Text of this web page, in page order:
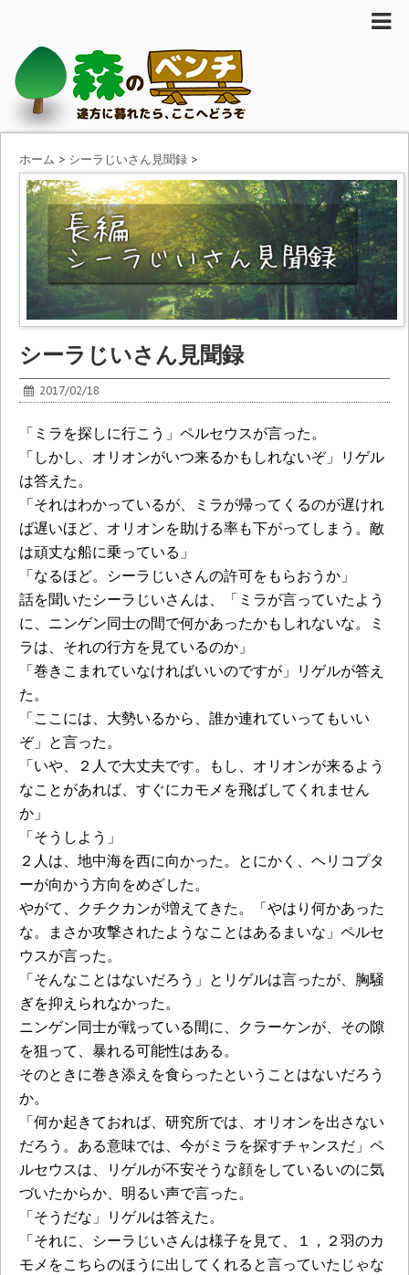
ホーム > シーラじいさん見聞録 >
シーラじいさん見聞録
2017/02/18
「ミラを探しに行こう」ペルセウスが言った。
「しかし、オリオンがいつ来るかもしれないぞ」リゲル
は答えた。
「それはわかっているが、ミラが帰ってくるのが遅けれ
ば遅いほど、オリオンを助ける率も下がってしまう。敵
は頑丈な船に乗っている」
「なるほど。シーラじいさんの許可をもらおうか」
話を聞いたシーラじいさんは、「ミラが言っていたよう
に、ニンゲン同士の間で何かあったかもしれないな。ミ
ラは、それの行方を見ているのか」
「巻きこまれていなければいいのですが」リゲルが答え
た。
「ここには、大勢いるから、誰か連れていってもいい
ぞ」と言った。
「いや、２人で大丈夫です。もし、オリオンが来るよう
なことがあれば、すぐにカモメを飛ばしてくれません
か」
「そうしよう」
２人は、地中海を西に向かった。とにかく、ヘリコプタ
ーが向かう方向をめざした。
やがて、クチクカンが増えてきた。「やはり何かあった
な。まさか攻撃されたようなことはあるまいな」ペルセ
ウスが言った。
「そんなことはないだろう」とリゲルは言ったが、胸騒
ぎを抑えられなかった。
ニンゲン同士が戦っている間に、クラーケンが、その隙
を狙って、暴れる可能性はある。
そのときに巻き添えを食らったということはないだろう
か。
「何か起きておれば、研究所では、オリオンを出さない
だろう。ある意味では、今がミラを探すチャンスだ」ペ
ルセウスは、リゲルが不安そうな顔をしているいのに気
づいたからか、明るい声で言った。
「そうだな」リゲルは答えた。
「それに、シーラじいさんは様子を見て、１，２羽のカ
モメをこちらのほうに出してくれると言っていたじゃな